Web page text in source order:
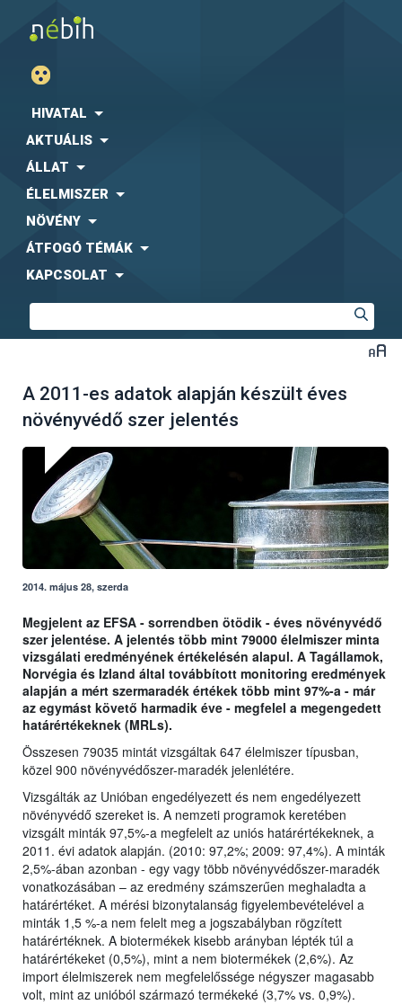
HIVATAL
AKTUÁLIS
ÁLLAT
ÉLELMISZER
NÖVÉNY
ÁTFOGÓ TÉMÁK
KAPCSOLAT
A 2011-es adatok alapján készült éves
növényvédő szer jelentés
2014. május 28, szerda
Megjelent az EFSA - sorrendben ötödik - éves növényvédő
szer jelentése. A jelentés több mint 79000 élelmiszer minta
vizsgálati eredményének értékelésén alapul. A Tagállamok,
Norvégia és Izland által továbbított monitoring eredmények
alapján a mért szermaradék értékek több mint 97%-a - már
az egymást követő harmadik éve - megfelel a megengedett
határértékeknek (MRLs).
Összesen 79035 mintát vizsgáltak 647 élelmiszer típusban,
közel 900 növényvédőszer-maradék jelenlétére.
Vizsgálták az Unióban engedélyezett és nem engedélyezett
növényvédő szereket is. A nemzeti programok keretében
vizsgált minták 97,5%-a megfelelt az uniós határértékeknek, a
2011. évi adatok alapján. (2010: 97,2%; 2009: 97,4%). A minták
2,5%-ában azonban - egy vagy több növényvédőszer-maradék
vonatkozásában – az eredmény számszerűen meghaladta a
határértéket. A mérési bizonytalanság figyelembevételével a
minták 1,5 %-a nem felelt meg a jogszabályban rögzített
határértéknek. A biotermékek kisebb arányban lépték túl a
határértékeket (0,5%), mint a nem biotermékek (2,6%). Az
import élelmiszerek nem megfelelőssége négyszer magasabb
volt, mint az unióból származó termékeké (3,7% vs. 0,9%).